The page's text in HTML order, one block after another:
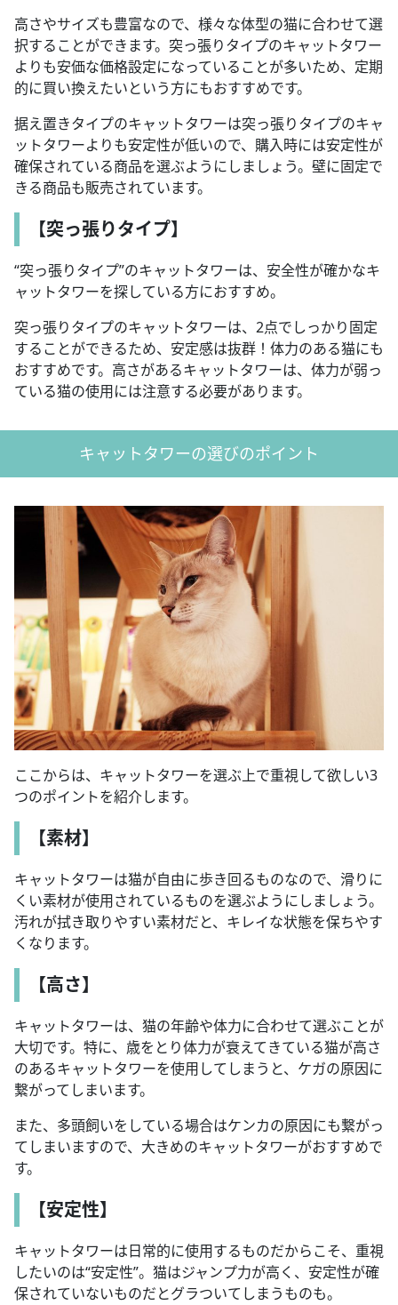
高さやサイズも豊富なので、様々な体型の猫に合わせて選
択することができます。突っ張りタイプのキャットタワー
よりも安価な価格設定になっていることが多いため、定期
的に買い換えたいという方にもおすすめです。
据え置きタイプのキャットタワーは突っ張りタイプのキャ
ットタワーよりも安定性が低いので、購入時には安定性が
確保されている商品を選ぶようにしましょう。壁に固定で
きる商品も販売されています。
【突っ張りタイプ】
“突っ張りタイプ”のキャットタワーは、安全性が確かなキ
ャットタワーを探している方におすすめ。
突っ張りタイプのキャットタワーは、2点でしっかり固定
することができるため、安定感は抜群！体力のある猫にも
おすすめです。高さがあるキャットタワーは、体力が弱っ
ている猫の使用には注意する必要があります。
キャットタワーの選びのポイント
ここからは、キャットタワーを選ぶ上で重視して欲しい3
つのポイントを紹介します。
【素材】
キャットタワーは猫が自由に歩き回るものなので、滑りに
くい素材が使用されているものを選ぶようにしましょう。
汚れが拭き取りやすい素材だと、キレイな状態を保ちやす
くなります。
【高さ】
キャットタワーは、猫の年齢や体力に合わせて選ぶことが
大切です。特に、歳をとり体力が衰えてきている猫が高さ
のあるキャットタワーを使用してしまうと、ケガの原因に
繋がってしまいます。
また、多頭飼いをしている場合はケンカの原因にも繋がっ
てしまいますので、大きめのキャットタワーがおすすめで
す。
【安定性】
キャットタワーは日常的に使用するものだからこそ、重視
したいのは“安定性”。猫はジャンプ力が高く、安定性が確
保されていないものだとグラついてしまうものも。